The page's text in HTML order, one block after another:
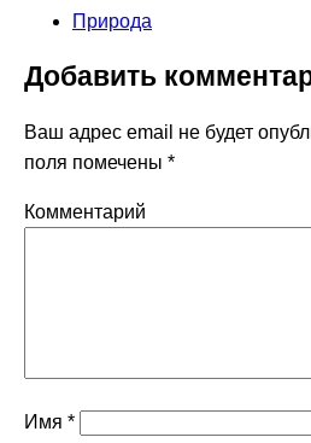
Природа
Добавить
Ваш адрес email не будет
поля помечены *
Комментарий
Имя *